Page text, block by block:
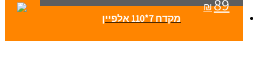
₪89
מקדח 7*110 אלפיין